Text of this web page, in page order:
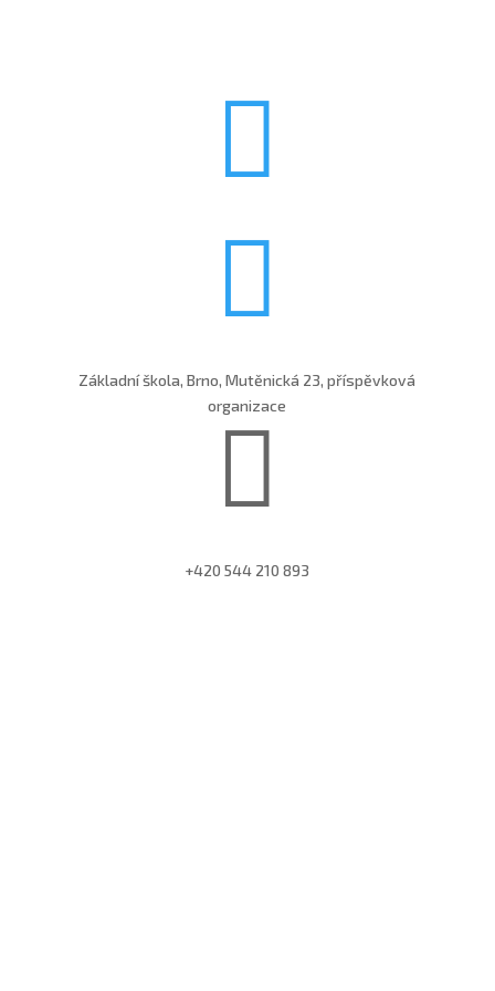


Základní škola, Brno, Mutěnická 23, příspěvková
organizace

+420 544 210 893